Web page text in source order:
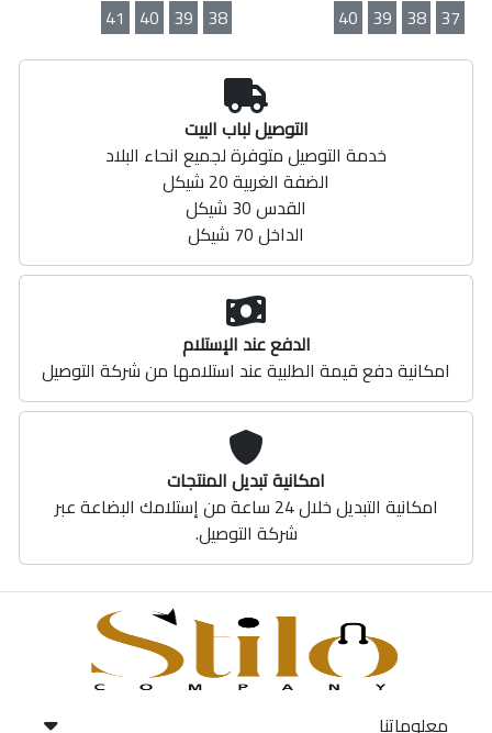
37
38
39
40
38
39
40
41
التوصيل لباب البيت
خدمة التوصيل متوفرة لجميع انحاء البلاد
الضفة الغربية 20 شيكل
القدس 30 شيكل
الداخل 70 شيكل
الدفع عند الإستلام
امكانية دفع قيمة الطلبية عند استلامها من شركة التوصيل
امكانية تبديل المنتجات
امكانية التبديل خلال 24 ساعة من إستلامك البضاعة عبر
شركة التوصيل.
معلوماتنا